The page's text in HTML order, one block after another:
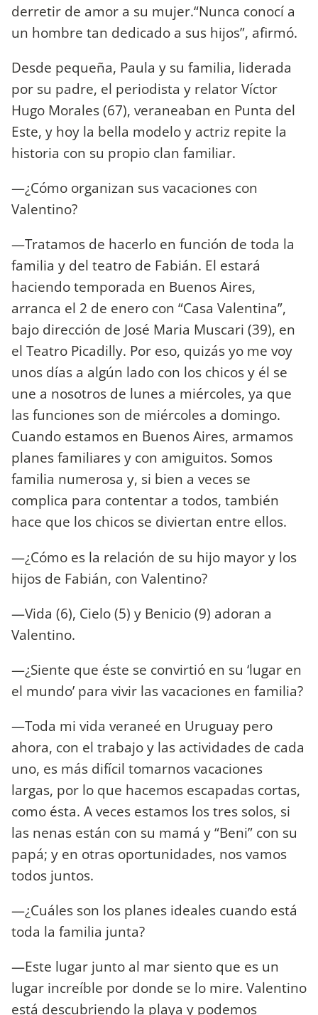
derretir de amor a su mujer.“Nunca conocí a
un hombre tan dedicado a sus hijos”, afirmó.
Desde pequeña, Paula y su familia, liderada
por su padre, el periodista y relator Víctor
Hugo Morales (67), veraneaban en Punta del
Este, y hoy la bella modelo y actriz repite la
historia con su propio clan familiar.
—¿Cómo organizan sus vacaciones con
Valentino?
—Tratamos de hacerlo en función de toda la
familia y del teatro de Fabián. El estará
haciendo temporada en Buenos Aires,
arranca el 2 de enero con “Casa Valentina”,
bajo dirección de José Maria Muscari (39), en
el Teatro Picadilly. Por eso, quizás yo me voy
unos días a algún lado con los chicos y él se
une a nosotros de lunes a miércoles, ya que
las funciones son de miércoles a domingo.
Cuando estamos en Buenos Aires, armamos
planes familiares y con amiguitos. Somos
familia numerosa y, si bien a veces se
complica para contentar a todos, también
hace que los chicos se diviertan entre ellos.
—¿Cómo es la relación de su hijo mayor y los
hijos de Fabián, con Valentino?
—Vida (6), Cielo (5) y Benicio (9) adoran a
Valentino.
—¿Siente que éste se convirtió en su ‘lugar en
el mundo’ para vivir las vacaciones en familia?
—Toda mi vida veraneé en Uruguay pero
ahora, con el trabajo y las actividades de cada
uno, es más difícil tomarnos vacaciones
largas, por lo que hacemos escapadas cortas,
como ésta. A veces estamos los tres solos, si
las nenas están con su mamá y “Beni” con su
papá; y en otras oportunidades, nos vamos
todos juntos.
—¿Cuáles son los planes ideales cuando está
toda la familia junta?
—Este lugar junto al mar siento que es un
lugar increíble por donde se lo mire. Valentino
está descubriendo la playa y podemos